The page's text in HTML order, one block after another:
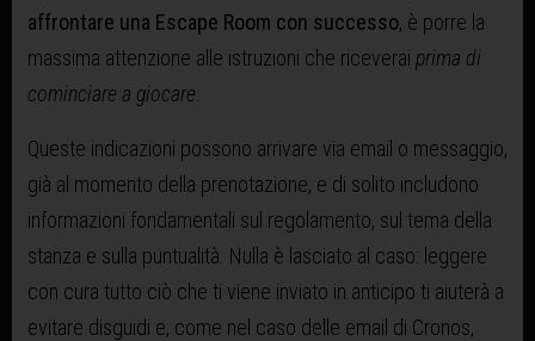
affrontare una Escape Room con successo, è porre la
massima attenzione alle istruzioni che riceverai prima di
cominciare a giocare
Queste indicazioni possono arrivare via email o messaggio,
già al momento della prenotazione, e di solito includono
informazioni fondamentali sul regolamento, sul tema della
stanza e sulla puntualità. Nulla è lasciato al caso: leggere
con cura tutto ciò che ti viene inviato in anticipo ti aiuterà a
evitare disguidi e, come nel caso delle email di Cronos,